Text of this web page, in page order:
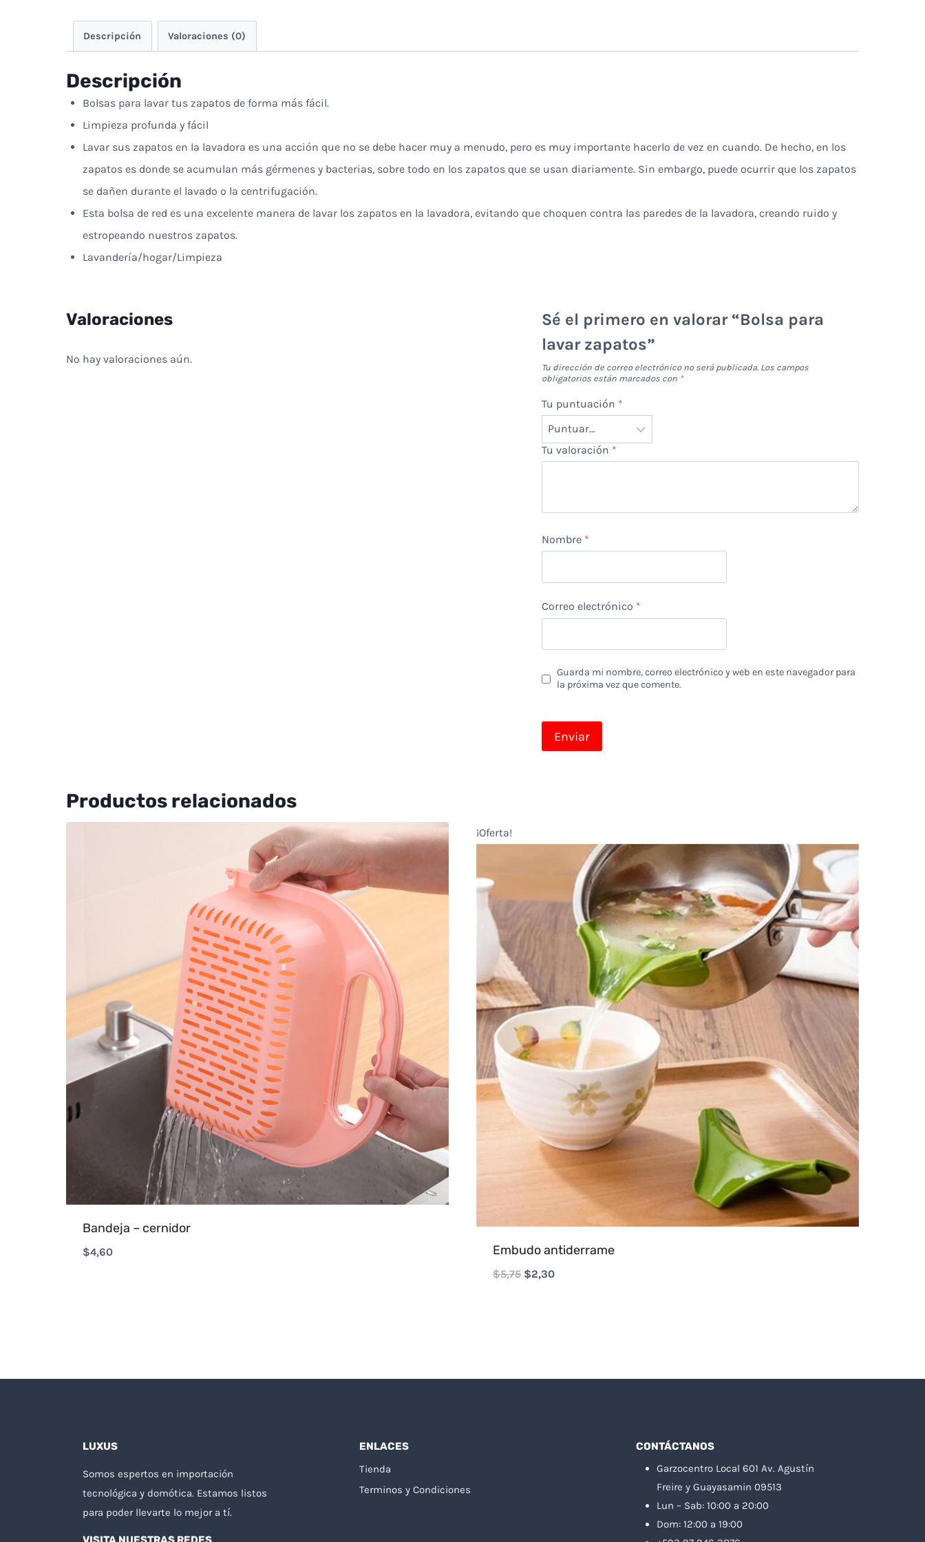
Descripción Valoraciones (0)
Descripción
Bolsas para lavar tus zapatos de forma más fácil.
Limpieza profunda y fácil
Lavar sus zapatos en la lavadora es una acción que no se debe hacer muy a menudo, pero es muy importante hacerlo de vez en cuando. De hecho, en los
zapatos es donde se acumulan más gérmenes y bacterias, sobre todo en los zapatos que se usan diariamente. Sin embargo, puede ocurrir que los zapatos
se dañen durante el lavado o la centrifugación.
Esta bolsa de red es una excelente manera de lavar los zapatos en la lavadora, evitando que choquen contra las paredes de la lavadora, creando ruido y
estropeando nuestros zapatos.
Lavandería/hogar/Limpieza
Valoraciones
No hay valoraciones aún.
Sé el primero en valorar “Bolsa para
lavar zapatos”
Tu dirección de correo electrónico no será publicada. Los campos
obligatorios están marcados con *
Tu puntuación *
Tu valoración *
Nombre *
Correo electrónico *
Guarda mi nombre, correo electrónico y web en este navegador para
la próxima vez que comente.
Productos relacionados
Bandeja – cernidor
$4,60
¡Oferta!
Embudo antiderrame
$5,75 Original
$2,30Current
LUXUS
Somos espertos en importación
tecnológica y domótica. Estamos listos
para poder llevarte lo mejor a tí.
ENLACES
Tienda
Terminos y Condiciones
CONTÁCTANOS
Garzocentro Local 601 Av. Agustín
Freire y Guayasamin 09513
Lun – Sab: 10:00 a 20:00
Dom: 12:00 a 19:00